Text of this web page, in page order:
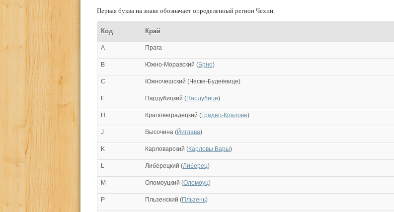
Первая буква на знаке обозначает определенный регион Чехии.
Код Край
A Прага
B Южно-Моравский (Брно)
C Южночешский (Ческе-Будеёвице)
E Пардубицкий (Пардубице)
H Краловеградецкий (Градец-Кралове)
J Высочина (Йиглава)
K Карловарский (Карловы Вары)
L Либерецкий (Либерец)
M Оломоуцкий (Оломоуц)
P Пльзенский (Пльзень)